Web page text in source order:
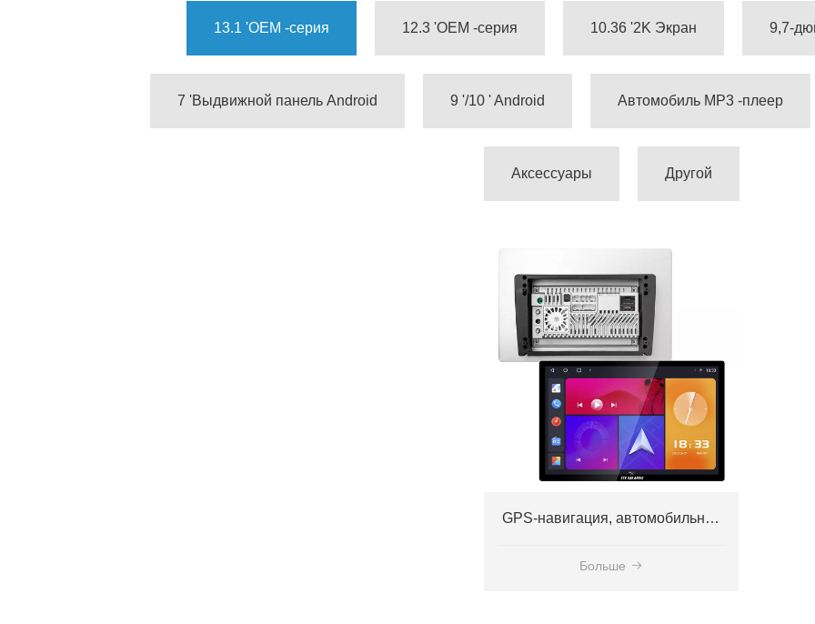
13.1 'OEM -серия 12.3 'OEM -серия 10.36 '2K Экран 9,7-
7 'Выдвижной панель Android 9 '/10 ' Android Автомобиль MP3 -плеер
Аксессуары Другой
GPS-навигация, автомобильная стереосистема, 13-дюймовый восьмиядерный Android-автомагнитола, автомобильная навигация, GPS-навигаторы с полным ламинированием, 1920x1200
Больше